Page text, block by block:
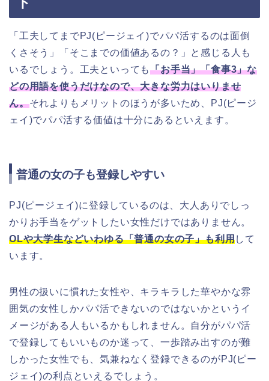
「工夫してまでPJ(ピージェイ)でパパ活するのは面倒
くさそう」「そこまでの価値あるの？」と感じる人も
いるでしょう。工夫といっても「お手当」「食事3」な
どの用語を使うだけなので、大きな労力はいりませ
ん。それよりもメリットのほうが多いため、PJ(ピージ
ェイ)でパパ活する価値は十分にあるといえます。
普通の女の子も登録しやすい
PJ(ピージェイ)に登録しているのは、大人ありでしっ
かりお手当をゲットしたい女性だけではありません。
OLや大学生などいわゆる「普通の女の子」も利用して
います。
男性の扱いに慣れた女性や、キラキラした華やかな雰
囲気の女性しかパパ活できないのではないかというイ
メージがある人もいるかもしれません。自分がパパ活
で登録してもいいものか迷って、一歩踏み出すのが難
しかった女性でも、気兼ねなく登録できるのがPJ(ピー
ジェイ)の利点といえるでしょう。